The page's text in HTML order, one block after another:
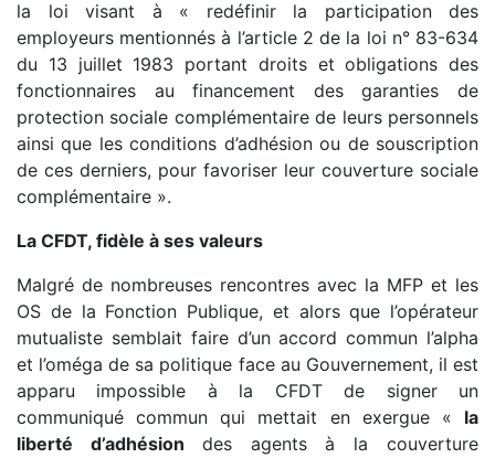
la loi visant à « redéfinir la participation des
employeurs mentionnés à l’article 2 de la loi n° 83-634
du 13 juillet 1983 portant droits et obligations des
fonctionnaires au financement des garanties de
protection sociale complémentaire de leurs personnels
ainsi que les conditions d’adhésion ou de souscription
de ces derniers, pour favoriser leur couverture sociale
complémentaire ».
La CFDT, fidèle à ses valeurs
Malgré de nombreuses rencontres avec la MFP et les
OS de la Fonction Publique, et alors que l’opérateur
mutualiste semblait faire d’un accord commun l’alpha
et l’oméga de sa politique face au Gouvernement, il est
apparu impossible à la CFDT de signer un
communiqué commun qui mettait en exergue « la
liberté d’adhésion des agents à la couverture